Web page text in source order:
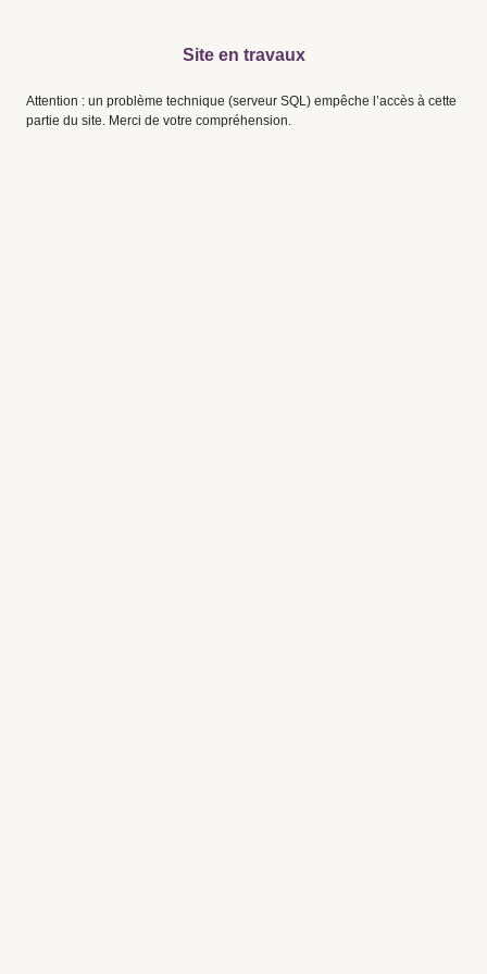
Site en travaux
Attention : un problème technique (serveur SQL) empêche l’accès à cette
partie du site. Merci de votre compréhension.